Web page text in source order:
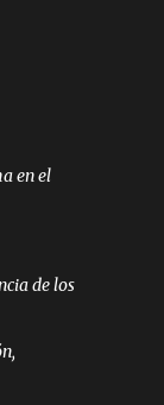
en el
de los